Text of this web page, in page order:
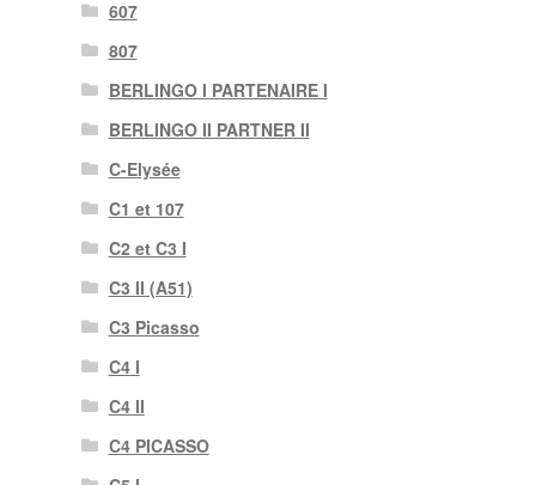
607
807
BERLINGO I PARTENAIRE I
BERLINGO II PARTNER II
C-Elysée
C1 et 107
C2 et C3 I
C3 II (A51)
C3 Picasso
C4 I
C4 II
C4 PICASSO